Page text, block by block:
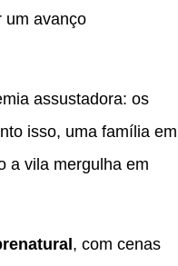
um avanço
assustadora: os
isso, uma família em
a vila mergulha em
, com cenas